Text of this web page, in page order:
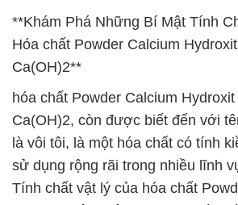
**Khám Phá Những Bí Mật Tính
Hóa chất Powder Calcium
Ca(OH)2**
hóa chất Powder Calcium
Ca(OH)2, còn được biết đến với
là vôi tôi, là một hóa chất có tính
sử dụng rộng rãi trong nhiều lĩnh
Tính chất vật lý của hóa chất